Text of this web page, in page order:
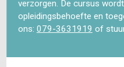
verzorgen. De cursus
opleidingsbehoefte en
ons: 079-3631919 of